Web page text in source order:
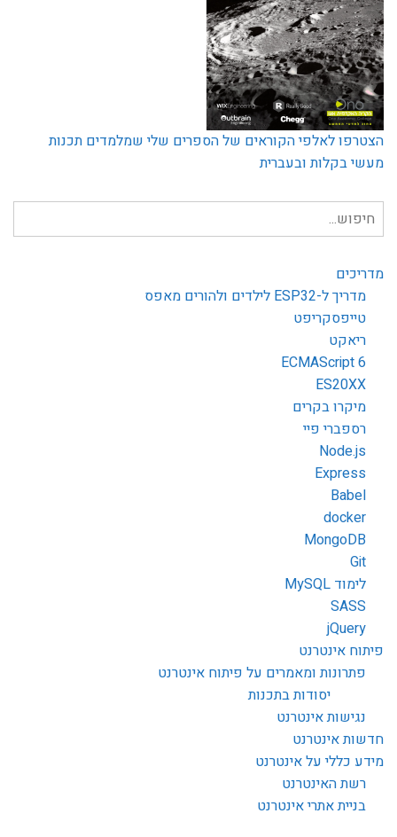
הצטרפו לאלפי הקוראים של הספרים שלי שמלמדים תכנות
מעשי בקלות ובעברית
חיפוש
עבור:
מדריכים
מדריך ל-ESP32 לילדים ולהורים מאפס
טייפסקריפט
ריאקט
ECMAScript 6
ES20XX
מיקרו בקרים
רספברי פיי
Node.js
Express
Babel
docker
MongoDB
Git
לימוד MySQL
SASS
jQuery
פיתוח אינטרנט
פתרונות ומאמרים על פיתוח אינטרנט
יסודות בתכנות
נגישות אינטרנט
חדשות אינטרנט
מידע כללי על אינטרנט
רשת האינטרנט
בניית אתרי אינטרנט